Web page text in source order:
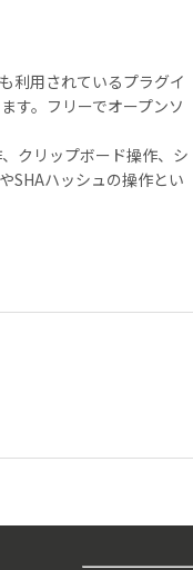
利用されているプラグイ
す。フリーでオープンソ
クリップボード操作、シ
SHAハッシュの操作とい